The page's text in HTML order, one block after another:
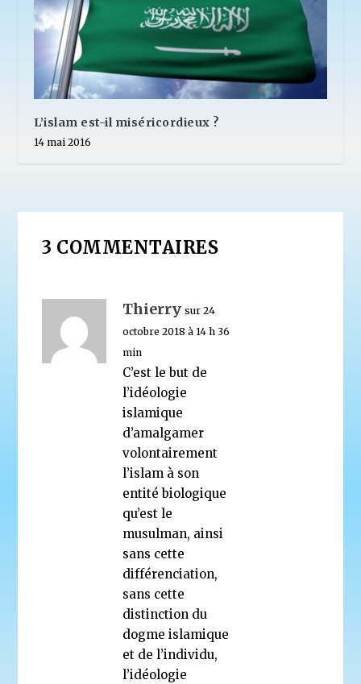
L’islam est-il miséricordieux ?
14 mai 2016
3 COMMENTAIRES
Thierry sur 24
octobre 2018 à 14 h 36
min
C’est le but de
l’idéologie
islamique
d’amalgamer
volontairement
l’islam à son
entité biologique
qu’est le
musulman, ainsi
sans cette
différenciation,
sans cette
distinction du
dogme islamique
et de l’individu,
l’idéologie